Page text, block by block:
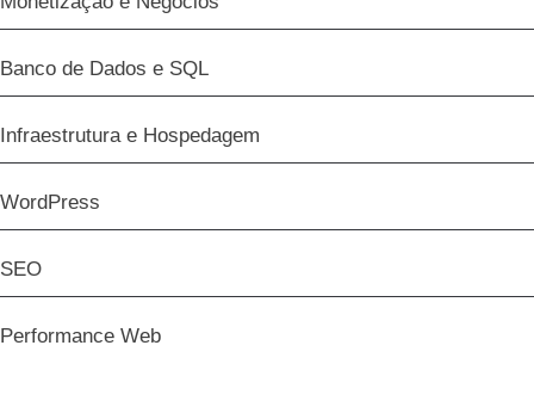
Banco de Dados e SQL
Infraestrutura e Hospedagem
WordPress
SEO
Performance Web